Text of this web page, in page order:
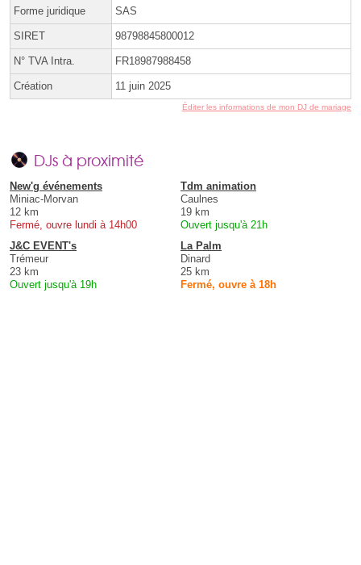
Forme juridique SAS
SIRET 98798845800012
N° TVA Intra. FR18987988458
Création 11 juin 2025
Éditer les informations de mon DJ de mariage
DJs à proximité
New'g événements
Miniac-Morvan
12 km
Fermé, ouvre lundi à 14h00
Tdm animation
Caulnes
19 km
Ouvert jusqu'à 21h
J&C EVENT's
Trémeur
23 km
Ouvert jusqu'à 19h
La Palm
Dinard
25 km
Fermé, ouvre à 18h